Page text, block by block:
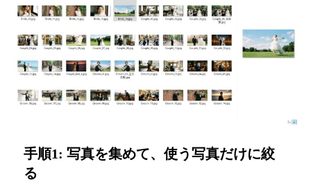
手順1: 写真を集めて、使う写真だけに絞
る